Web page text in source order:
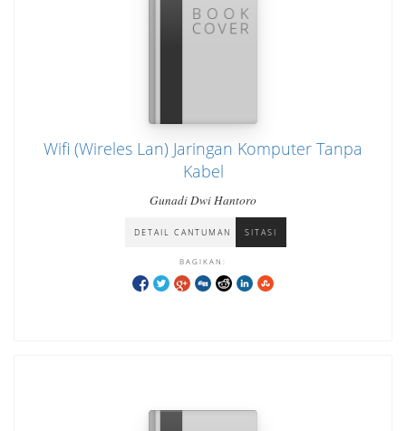
Wifi (Wireles Lan) Jaringan Komputer Tanpa
Kabel
Gunadi Dwi Hantoro
DETAIL CANTUMAN SITASI
BAGIKAN: